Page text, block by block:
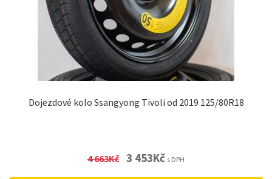
Dojezdové kolo Ssangyong Tivoli od 2019 125/80R18
4 663Kč Original
3 453KčCurrent
s DPH